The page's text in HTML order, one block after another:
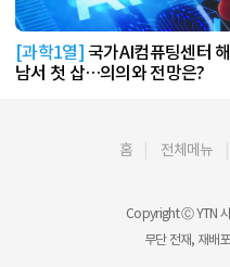
[과학1열] 국가AI컴퓨팅센터 해
남서 첫 삽…의의와 전망은?
홈 전체메뉴
Copyright Ⓒ YTN 사
무단 전재, 재배